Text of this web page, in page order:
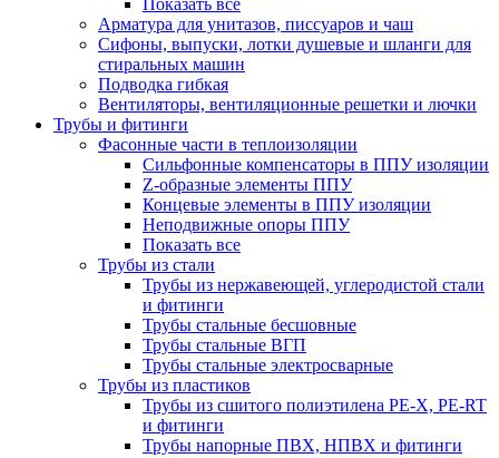
Показать все
Арматура для унитазов, писсуаров и чаш
Сифоны, выпуски, лотки душевые и шланги для
стиральных машин
Подводка гибкая
Вентиляторы, вентиляционные решетки и лючки
Трубы и фитинги
Фасонные части в теплоизоляции
Cильфонные компенсаторы в ППУ изоляции
Z-образные элементы ППУ
Концевые элементы в ППУ изоляции
Неподвижные опоры ППУ
Показать все
Трубы из стали
Трубы из нержавеющей, углеродистой стали
и фитинги
Трубы стальные бесшовные
Трубы стальные ВГП
Трубы стальные электросварные
Трубы из пластиков
Трубы из сшитого полиэтилена PE-X, PE-RT
и фитинги
Трубы напорные ПВХ, НПВХ и фитинги